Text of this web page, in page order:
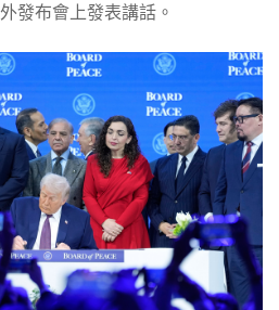
發布會上發表講話。